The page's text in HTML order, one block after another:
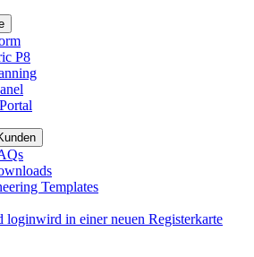
P8
Templates
loginwird in einer neuen Registerkarte